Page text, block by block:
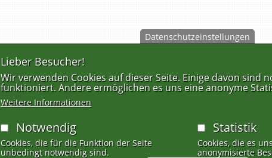
FUSSZEILENMENÜ
Datenschutzeinstellungen
Lieber Besucher!
Wir verwenden Cookies auf dieser Seite. Einige davon sind
funktioniert. Andere ermöglichen es uns eine anonyme
Weitere Informationen
Notwendig
Cookies, die für die Funktion der Seite
unbedingt notwendig sind.
Statistik
Cookies, die es
anonymisierte